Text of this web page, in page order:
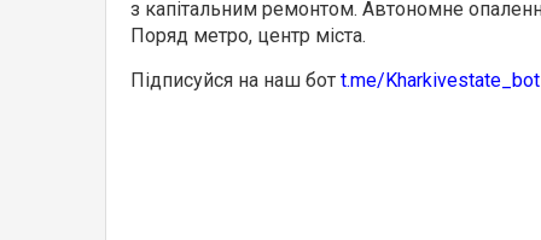
з капітальним ремонтом. Автономне
Поряд метро, центр міста.
Підписуйся на наш бот t.me/Kharkivestate_bot